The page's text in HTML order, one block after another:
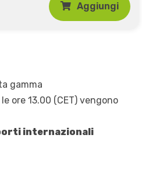
Aggiungi
gamma
ore 13.00 (CET) vengono
internazionali